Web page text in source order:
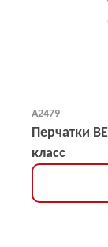
А2479
Перчатки
класс